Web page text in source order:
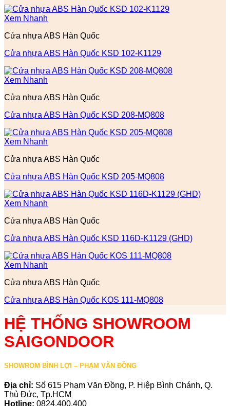
Xem Nhanh
Cửa nhựa ABS Hàn Quốc
Cửa nhựa ABS Hàn Quốc KSD 102-K1129
Xem Nhanh
Cửa nhựa ABS Hàn Quốc
Cửa nhựa ABS Hàn Quốc KSD 208-MQ808
Xem Nhanh
Cửa nhựa ABS Hàn Quốc
Cửa nhựa ABS Hàn Quốc KSD 205-MQ808
Xem Nhanh
Cửa nhựa ABS Hàn Quốc
Cửa nhựa ABS Hàn Quốc KSD 116D-K1129 (GHD)
Xem Nhanh
Cửa nhựa ABS Hàn Quốc
Cửa nhựa ABS Hàn Quốc KOS 111-MQ808
HỆ THỐNG SHOWROOM
SAIGONDOOR
SHOWROM BÌNH LỢI – PHẠM VĂN ĐỒNG
Địa chỉ: Số 615 Phạm Văn Đồng, P. Hiệp Bình Chánh, Q.
Thủ Đức, Tp.HCM
Hotline: 0824.400.400